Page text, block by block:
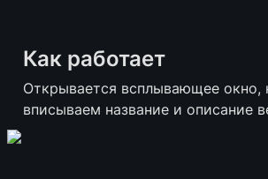
Как работает
Открывается всплывающее окно,
вписываем название и описание